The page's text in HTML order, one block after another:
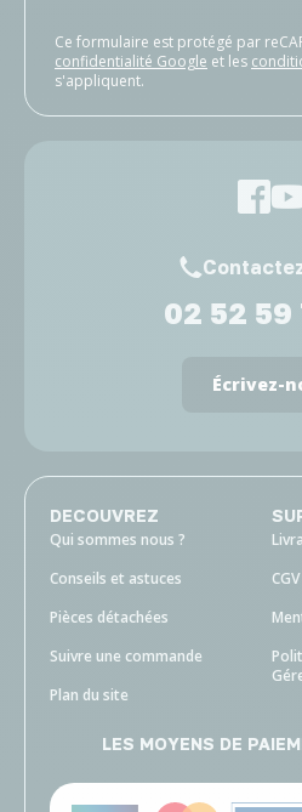
Ce formulaire est protégé par
confidentialité Google et les
s'appliquent.
02 52 59
Écrivez-
DECOUVREZ
Qui sommes nous ?
Conseils et astuces
Pièces détachées
Suivre une commande
Plan du site
CGV
LES MOYENS DE